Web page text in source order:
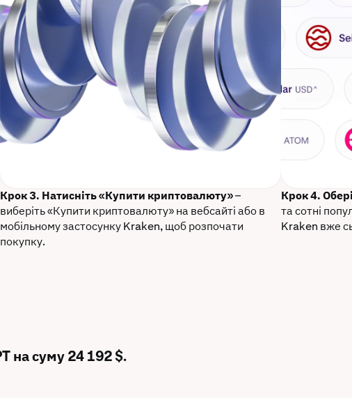
Крок 3. Натисніть «Купити криптовалюту»–
виберіть «Купити криптовалюту» на вебсайті або в
мобільному застосунку Kraken, щоб розпочати
покупку.
Крок 4.
та сотні
Kraken вже
на суму 24 192 $.